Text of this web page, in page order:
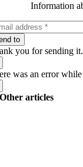
Information
to
you for sending it.
was an error
Other articles